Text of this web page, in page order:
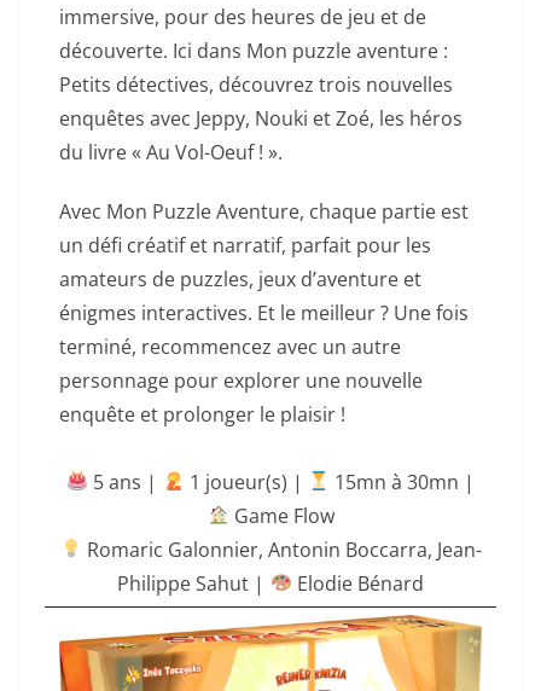
immersive, pour des heures de jeu et de
découverte. Ici dans Mon puzzle aventure :
Petits détectives, découvrez trois nouvelles
enquêtes avec Jeppy, Nouki et Zoé, les héros
du livre « Au Vol-Oeuf ! ».
Avec Mon Puzzle Aventure, chaque partie est
un défi créatif et narratif, parfait pour les
amateurs de puzzles, jeux d’aventure et
énigmes interactives. Et le meilleur ? Une fois
terminé, recommencez avec un autre
personnage pour explorer une nouvelle
enquête et prolonger le plaisir !
5 ans | ‍ 1 joueur(s) | 15mn à 30mn |
Game Flow
Romaric Galonnier, Antonin Boccarra, Jean-
Philippe Sahut | Elodie Bénard